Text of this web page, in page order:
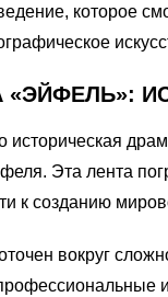
которое
Эта лента
к созданию
вокруг